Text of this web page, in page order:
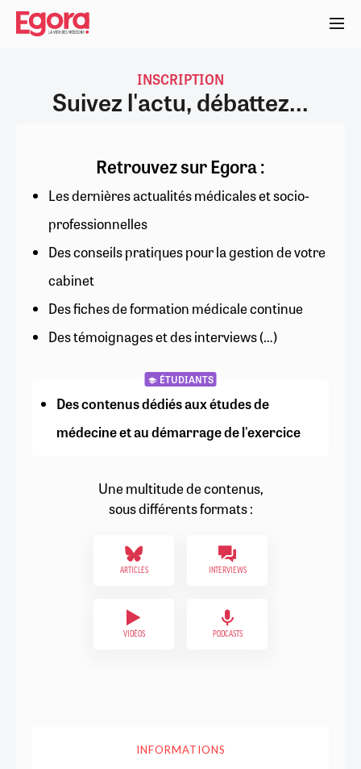
Aller
contenu
INSCRIPTION
Suivez l'actu, débattez...
Retrouvez sur Egora :
Les dernières actualités médicales et socio-
professionnelles
Des conseils pratiques pour la gestion de votre
cabinet
Des fiches de formation médicale continue
Des témoignages et des interviews (…)
ÉTUDIANTS
Des contenus dédiés aux études de
médecine et au démarrage de l'exercice
Une multitude de contenus,
sous différents formats :
ARTICLES INTERVIEWS
VIDÉOS PODCASTS